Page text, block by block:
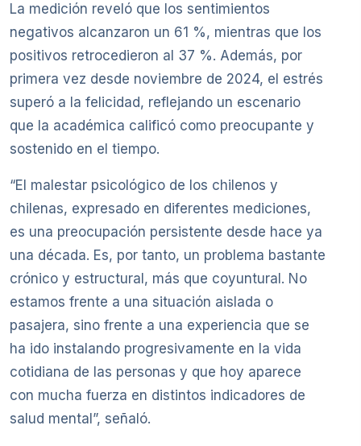
La medición reveló que los sentimientos
negativos alcanzaron un 61 %, mientras que los
positivos retrocedieron al 37 %. Además, por
primera vez desde noviembre de 2024, el estrés
superó a la felicidad, reflejando un escenario
que la académica calificó como preocupante y
sostenido en el tiempo.
“El malestar psicológico de los chilenos y
chilenas, expresado en diferentes mediciones,
es una preocupación persistente desde hace ya
una década. Es, por tanto, un problema bastante
crónico y estructural, más que coyuntural. No
estamos frente a una situación aislada o
pasajera, sino frente a una experiencia que se
ha ido instalando progresivamente en la vida
cotidiana de las personas y que hoy aparece
con mucha fuerza en distintos indicadores de
salud mental”, señaló.